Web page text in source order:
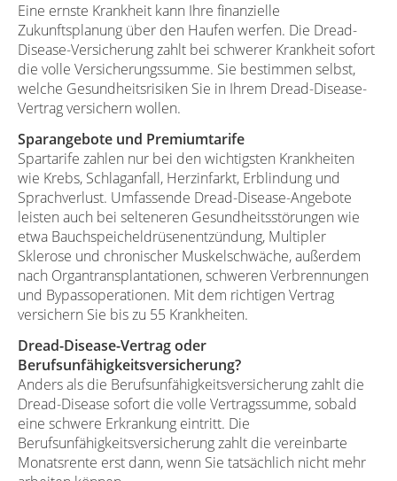
Eine ernste Krankheit kann Ihre finanzielle
Zukunftsplanung über den Haufen werfen. Die Dread-
Disease-Versicherung zahlt bei schwerer Krankheit sofort
die volle Versicherungssumme. Sie bestimmen selbst,
welche Gesundheitsrisiken Sie in Ihrem Dread-Disease-
Vertrag versichern wollen.
Sparangebote und Premiumtarife
Spartarife zahlen nur bei den wichtigsten Krankheiten
wie Krebs, Schlaganfall, Herzinfarkt, Erblindung und
Sprachverlust. Umfassende Dread-Disease-Angebote
leisten auch bei selteneren Gesundheitsstörungen wie
etwa Bauchspeicheldrüsenentzündung, Multipler
Sklerose und chronischer Muskelschwäche, außerdem
nach Organtransplantationen, schweren Verbrennungen
und Bypassoperationen. Mit dem richtigen Vertrag
versichern Sie bis zu 55 Krankheiten.
Dread-Disease-Vertrag oder
Berufsunfähigkeitsversicherung?
Anders als die Berufsunfähigkeitsversicherung zahlt die
Dread-Disease sofort die volle Vertragssumme, sobald
eine schwere Erkrankung eintritt. Die
Berufsunfähigkeitsversicherung zahlt die vereinbarte
Monatsrente erst dann, wenn Sie tatsächlich nicht mehr